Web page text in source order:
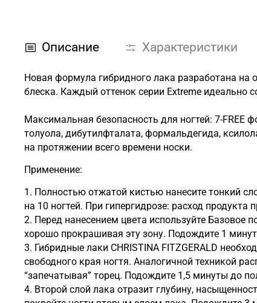
Описание Характеристики
Новая формула гибридного лака разработана на
блеска. Каждый оттенок серии Extreme идеально
Максимальная безопасность для ногтей: 7-
толуола, дибутилфталата, формальдегида,
на протяжении всего времени носки.
Применение:
1. Полностью отжатой кистью нанесите тонкий
на 10 ногтей. При гипергидрозе: расход продукта
2. Перед нанесением цвета используйте Базовое
хорошо прокрашивая эту зону. Подождите 1
3. Гибридные лаки CHRISTINA FITZGERALD
свободного края ногтя. Аналогичной техникой
“запечатывая” торец. Подождите 1,5 минуты до
4. Второй слой лака отразит глубину,